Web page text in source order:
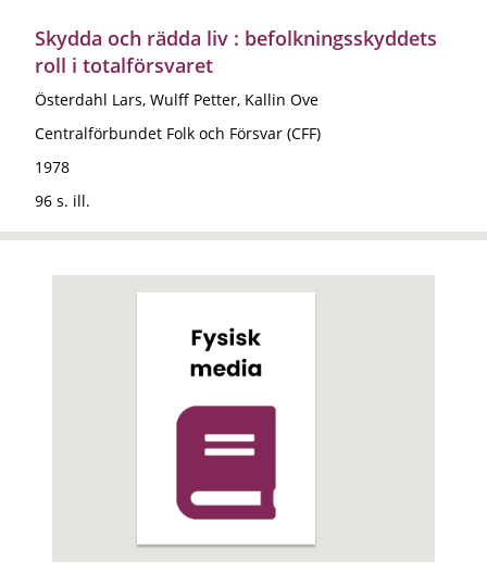
Skydda och rädda liv : befolkningsskyddets
roll i totalförsvaret
Österdahl Lars, Wulff Petter, Kallin Ove
Centralförbundet Folk och Försvar (CFF)
1978
96 s. ill.